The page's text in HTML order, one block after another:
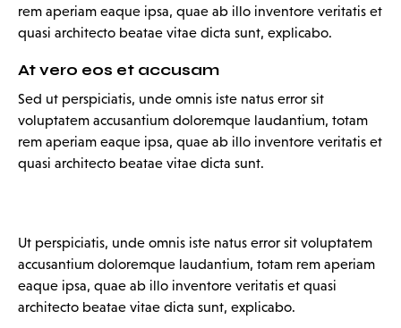
rem aperiam eaque ipsa, quae ab illo inventore veritatis et
quasi architecto beatae vitae dicta sunt, explicabo.
At vero eos et accusam
Sed ut perspiciatis, unde omnis iste natus error sit
voluptatem accusantium doloremque laudantium, totam
rem aperiam eaque ipsa, quae ab illo inventore veritatis et
quasi architecto beatae vitae dicta sunt.
Ut perspiciatis, unde omnis iste natus error sit voluptatem
accusantium doloremque laudantium, totam rem aperiam
eaque ipsa, quae ab illo inventore veritatis et quasi
architecto beatae vitae dicta sunt, explicabo.